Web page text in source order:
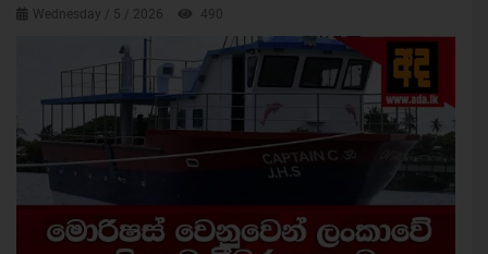
Wednesday / 5 / 2026 490